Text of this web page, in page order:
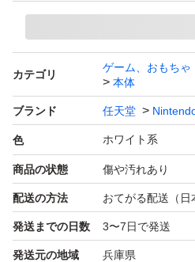
カテゴリ
ゲーム、おもちゃ
本体
ブランド 任天堂
色 ホワイト系
商品の状態 傷や汚れあり
配送の方法 おてがる配送（日
発送までの日数 3〜7日で発送
発送元の地域 兵庫県